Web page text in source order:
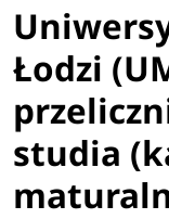
Łodzi
studia